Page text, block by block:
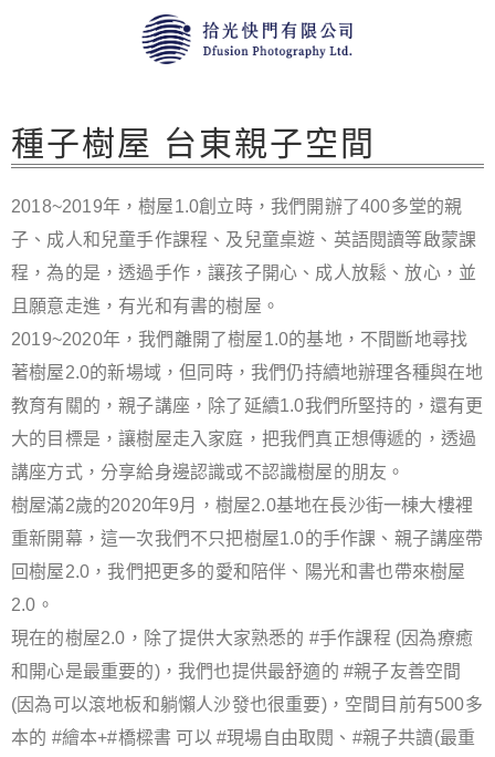
種子樹屋 台東親子空間
2018~2019年，樹屋1.0創立時，我們開辦了400多堂的親
子、成人和兒童手作課程、及兒童桌遊、英語閱讀等啟蒙課
程，為的是，透過手作，讓孩子開心、成人放鬆、放心，並
且願意走進，有光和有書的樹屋。
2019~2020年，我們離開了樹屋1.0的基地，不間斷地尋找
著樹屋2.0的新場域，但同時，我們仍持續地辦理各種與在地
教育有關的，親子講座，除了延續1.0我們所堅持的，還有更
大的目標是，讓樹屋走入家庭，把我們真正想傳遞的，透過
講座方式，分享給身邊認識或不認識樹屋的朋友。
樹屋滿2歲的2020年9月，樹屋2.0基地在長沙街一棟大樓裡
重新開幕，這一次我們不只把樹屋1.0的手作課、親子講座帶
回樹屋2.0，我們把更多的愛和陪伴、陽光和書也帶來樹屋
2.0。
現在的樹屋2.0，除了提供大家熟悉的 #手作課程 (因為療癒
和開心是最重要的)，我們也提供最舒適的 #親子友善空間
(因為可以滾地板和躺懶人沙發也很重要)，空間目前有500多
本的 #繪本+#橋樑書 可以 #現場自由取閱、#親子共讀(最重